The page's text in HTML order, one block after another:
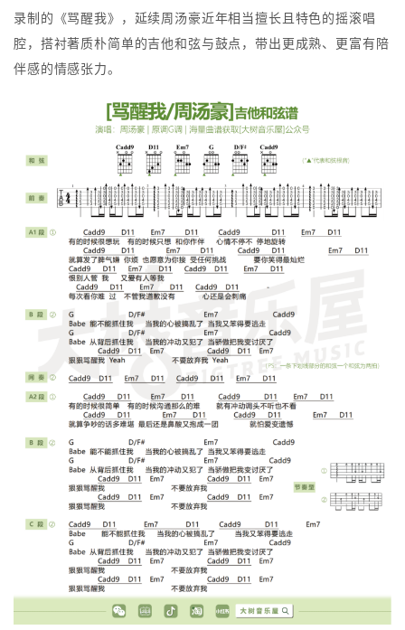
录制的《骂醒我》，延续周汤豪近年相当擅长且特色的摇滚唱
腔，搭衬著质朴简单的吉他和弦与鼓点，带出更成熟、更富有陪
伴感的情感张力。